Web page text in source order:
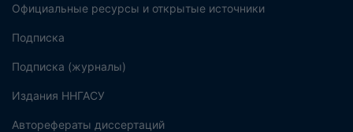
Официальные ресурсы и открытые источники
Подписка
Подписка (журналы)
Издания ННГАСУ
Авторефераты диссертаций